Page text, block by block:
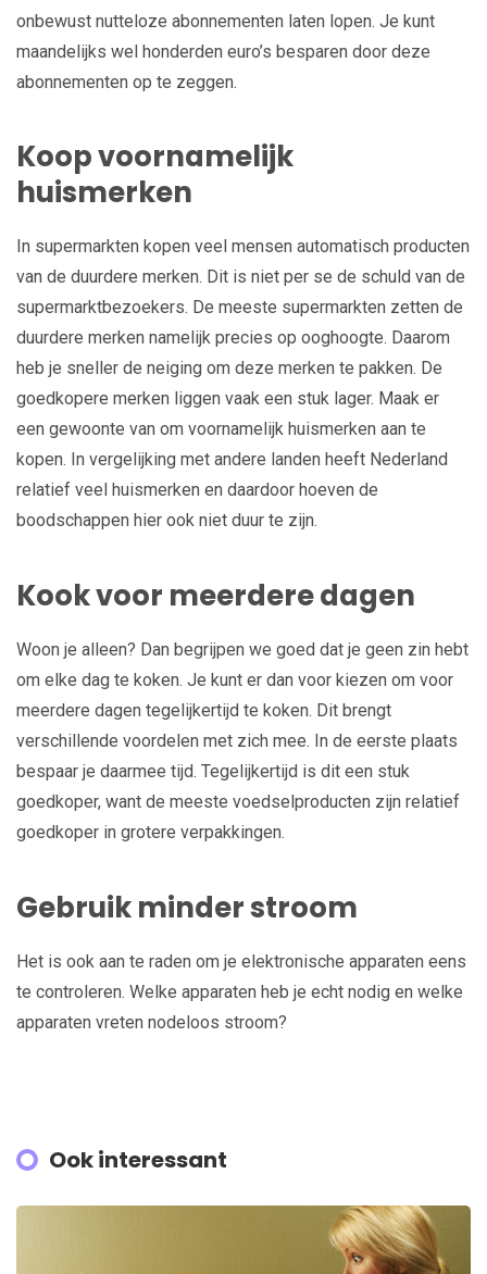
onbewust nutteloze abonnementen laten lopen. Je kunt
maandelijks wel honderden euro’s besparen door deze
abonnementen op te zeggen.
Koop voornamelijk
huismerken
In supermarkten kopen veel mensen automatisch producten
van de duurdere merken. Dit is niet per se de schuld van de
supermarktbezoekers. De meeste supermarkten zetten de
duurdere merken namelijk precies op ooghoogte. Daarom
heb je sneller de neiging om deze merken te pakken. De
goedkopere merken liggen vaak een stuk lager. Maak er
een gewoonte van om voornamelijk huismerken aan te
kopen. In vergelijking met andere landen heeft Nederland
relatief veel huismerken en daardoor hoeven de
boodschappen hier ook niet duur te zijn.
Kook voor meerdere dagen
Woon je alleen? Dan begrijpen we goed dat je geen zin hebt
om elke dag te koken. Je kunt er dan voor kiezen om voor
meerdere dagen tegelijkertijd te koken. Dit brengt
verschillende voordelen met zich mee. In de eerste plaats
bespaar je daarmee tijd. Tegelijkertijd is dit een stuk
goedkoper, want de meeste voedselproducten zijn relatief
goedkoper in grotere verpakkingen.
Gebruik minder stroom
Het is ook aan te raden om je elektronische apparaten eens
te controleren. Welke apparaten heb je echt nodig en welke
apparaten vreten nodeloos stroom?
Ook interessant